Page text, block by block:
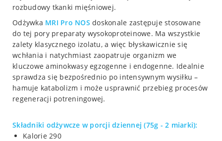
rozbudowy tkanki mięśniowej.
Odżywka MRI Pro NOS doskonale zastępuje stosowane
do tej pory preparaty wysokoproteinowe. Ma wszystkie
zalety klasycznego izolatu, a więc błyskawicznie się
wchłania i natychmiast zaopatruje organizm we
kluczowe aminokwasy egzogenne i endogenne. Idealnie
sprawdza się bezpośrednio po intensywnym wysiłku –
hamuje katabolizm i może usprawnić przebieg procesów
regeneracji potreningowej.
Składniki odżywcze w porcji dziennej (75g - 2 miarki):
Kalorie 290